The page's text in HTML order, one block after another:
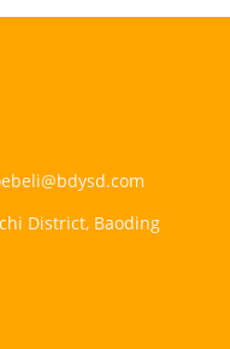
District, Baoding